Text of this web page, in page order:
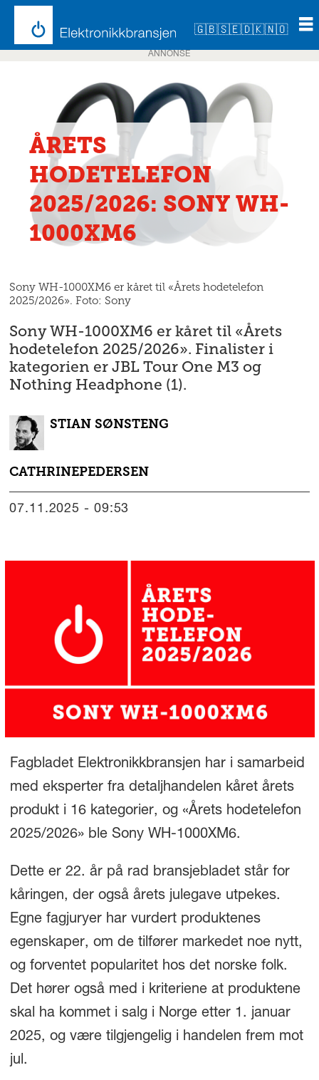
🇬🇧🇸🇪🇩🇰🇳🇴
ANNONSE
ÅRETS
HODETELEFON
2025/2026: SONY WH-
1000XM6
Sony WH-1000XM6 er kåret til «Årets hodetelefon
2025/2026». Foto: Sony
Sony WH-1000XM6 er kåret til «Årets
hodetelefon 2025/2026». Finalister i
kategorien er JBL Tour One M3 og
Nothing Headphone (1).
STIAN SØNSTENG
CATHRINEPEDERSEN
07.11.2025 - 09:53
Fagbladet Elektronikkbransjen har i samarbeid
med eksperter fra detaljhandelen kåret årets
produkt i 16 kategorier, og «Årets hodetelefon
2025/2026» ble Sony WH-1000XM6.
Dette er 22. år på rad bransjebladet står for
kåringen, der også årets julegave utpekes.
Egne fagjuryer har vurdert produktenes
egenskaper, om de tilfører markedet noe nytt,
og forventet popularitet hos det norske folk.
Det hører også med i kriteriene at produktene
skal ha kommet i salg i Norge etter 1. januar
2025, og være tilgjengelig i handelen frem mot
jul.